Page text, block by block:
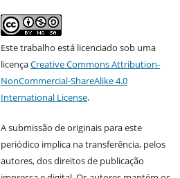
Este trabalho está licenciado sob uma
licençaCreative Commons Attribution-
NonCommercial-ShareAlike 4.0
International License.
A submissão de originais para este
periódico implica na transferência, pelos
autores, dos direitos de publicação